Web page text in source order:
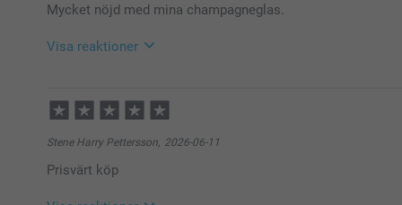
valda fotoprodukter - med ett fint resultat. Vi är
Mycket nöjd med mina champagneglas.
Visa reaktioner
10:19
Hej Agneta,
Champagneglas! Hoppas du får en fantastisk dag 🌸
Stene Harry Pettersson, 2026-06-11
Prisvärt köp